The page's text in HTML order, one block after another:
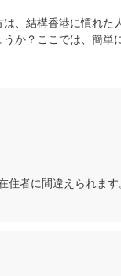
、結構香港に慣れ
か？ここでは、簡単
住者に間違えられま